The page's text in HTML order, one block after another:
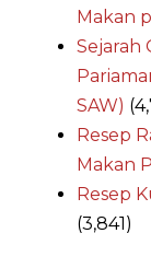
Makan
Sejarah
SAW)
Resep
Makan
Resep
(3,841)